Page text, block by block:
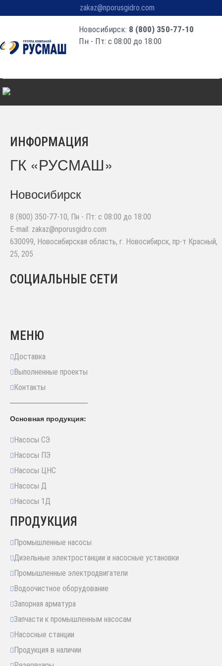
zakaz@nporusgidro.com
Новосибирск: 8 (800) 350-77-10
Пн - Пт: с 08:00 до 18:00
ИНФОРМАЦИЯ
ГК «РУСМАШ»
Новосибирск
8 (800) 350-77-10, Пн - Пт: с 08:00 до 18:00
E-mail: zakaz@nporusgidro.com
630099, Новосибирская область, г. Новосибирск, пр-т Красный,
25, 205
СОЦИАЛЬНЫЕ СЕТИ
МЕНЮ
Доставка
Выполненные проекты
Контакты
Основная продукция:
Насосы СЭ
Насосы ПЭ
Насосы ЦНС
Насосы Д
Насосы 1Д
ПРОДУКЦИЯ
Промышленные насосы
Дизельные электростанции и насосные установки
Промышленные электродвигатели
Водоочистное оборудование
Запорная арматура
Запчасти к промышленным насосам
Насосные станции
Продукция в наличии